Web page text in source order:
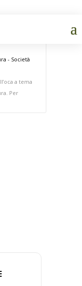
- Società
a tema
Per